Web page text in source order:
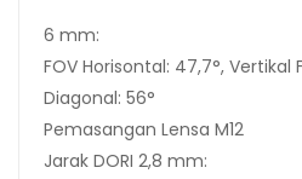
6 mm:
FOV Horisontal: 47,7°, Vertikal
Diagonal: 56°
Pemasangan Lensa M12
Jarak DORI 2,8 mm: